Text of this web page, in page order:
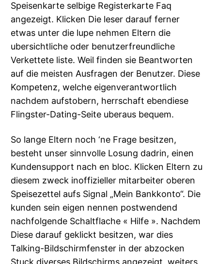
Speisenkarte selbige Registerkarte Faq
angezeigt. Klicken Die leser darauf ferner
etwas unter die lupe nehmen Eltern die
ubersichtliche oder benutzerfreundliche
Verkettete liste. Weil finden sie Beantworten
auf die meisten Ausfragen der Benutzer. Diese
Kompetenz, welche eigenverantwortlich
nachdem aufstobern, herrschaft ebendiese
Flingster-Dating-Seite uberaus bequem.
So lange Eltern noch ‘ne Frage besitzen,
besteht unser sinnvolle Losung dadrin, einen
Kundensupport nach en bloc. Klicken Eltern zu
diesem zweck inoffizieller mitarbeiter oberen
Speisezettel aufs Signal „Mein Bankkonto“. Die
kunden sein eigen nennen postwendend
nachfolgende Schaltflache « Hilfe ». Nachdem
Diese darauf geklickt besitzen, war dies
Talking-Bildschirmfenster in der abzocken
Stuck diverses Bildschirms angezeigt, weiters